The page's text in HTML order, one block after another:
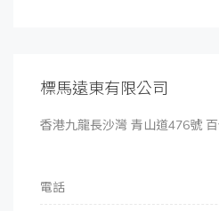
標馬遠東有限公司
香港九龍長沙灣 青山道476號
電話